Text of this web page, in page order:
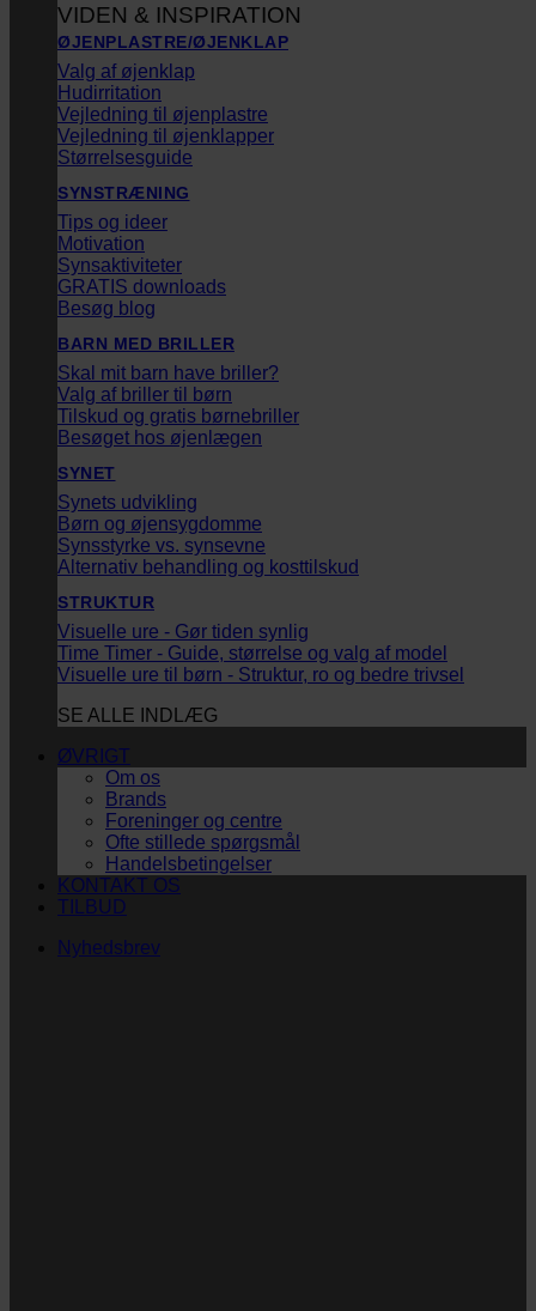
VIDEN & INSPIRATION
ØJENPLASTRE/ØJENKLAP
Valg af øjenklap
Hudirritation
Vejledning til øjenplastre
Vejledning til øjenklapper
Størrelsesguide
SYNSTRÆNING
Tips og ideer
Motivation
Synsaktiviteter
GRATIS downloads
Besøg blog
BARN MED BRILLER
Skal mit barn have briller?
Valg af briller til børn
Tilskud og gratis børnebriller
Besøget hos øjenlægen
SYNET
Synets udvikling
Børn og øjensygdomme
Synsstyrke vs. synsevne
Alternativ behandling og kosttilskud
STRUKTUR
Visuelle ure - Gør tiden synlig
Time Timer - Guide, størrelse og valg af model
Visuelle ure til børn - Struktur, ro og bedre trivsel
SE ALLE INDLÆG
ØVRIGT
Om os
Brands
Foreninger og centre
Ofte stillede spørgsmål
Handelsbetingelser
KONTAKT OS
TILBUD
Nyhedsbrev